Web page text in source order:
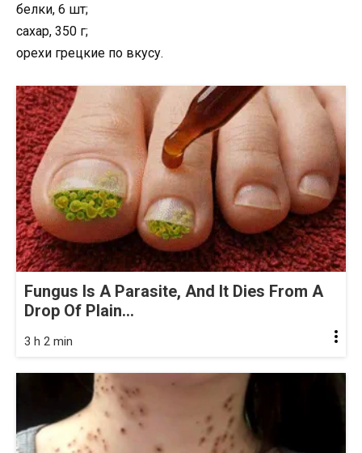
белки, 6 шт;
сахар, 350 г;
орехи грецкие по вкусу.
Fungus Is A Parasite, And It Dies From A
Drop Of Plain...
3 h 2 min